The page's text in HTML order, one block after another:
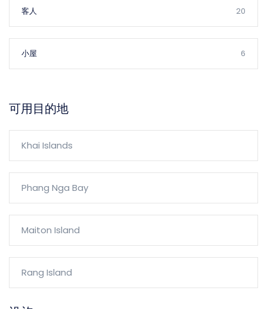
客人 20
小屋 6
可用目的地
Khai Islands
Phang Nga Bay
Maiton Island
Rang Island